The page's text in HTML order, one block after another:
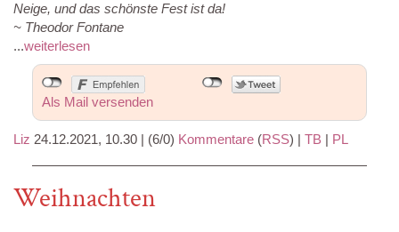
Neige, und das schönste Fest ist da!
~ Theodor Fontane
...weiterlesen
Als Mail versenden
Liz 24.12.2021, 10.30 | (6/0) Kommentare (RSS) | TB | PL
Weihnachten